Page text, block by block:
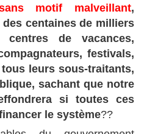
motif malveillant,
centaines de milliers
centres de vacances,
festivals,
leurs sous-traitants,
sachant que notre
si toutes ces
le système??